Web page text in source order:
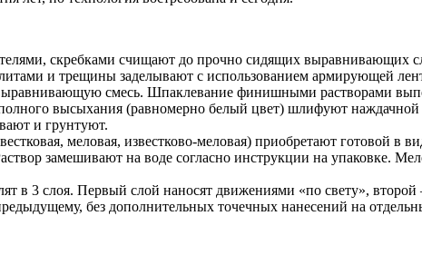
скребками счищают до прочно сидящих выравнивающих
и трещины заделывают с использованием армирующей
выравнивающую смесь. Шпаклевание финишными растворами
высыхания (равномерно белый цвет) шлифуют
и грунтуют.
меловая, известково-меловая) приобретают готовой в
замешивают на воде согласно инструкции на упаковке.
в 3 слоя. Первый слой наносят движениями «по свету»,
без дополнительных точечных нанесений на